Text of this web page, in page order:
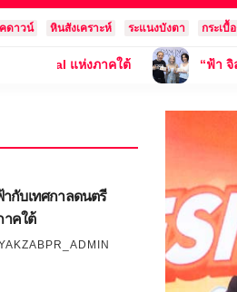
ดาวน์ หินสังเคราะห์ ระแนงบังตา กระเบื้
คใต้ “ฟ้า จิลมิกา” ส่งต่อ ค
กับเทศกาลดนตรี
คใต้